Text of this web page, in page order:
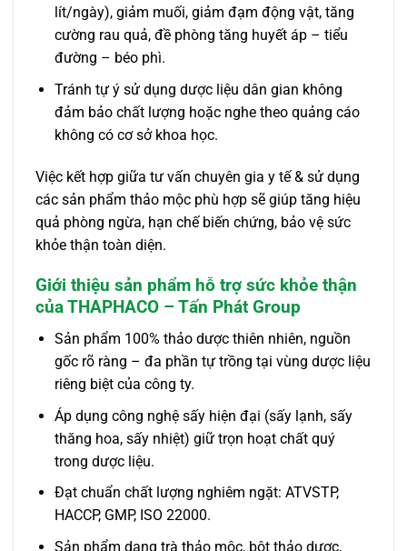
lít/ngày), giảm muối, giảm đạm động vật, tăng
cường rau quả, đề phòng tăng huyết áp – tiểu
đường – béo phì.
Tránh tự ý sử dụng dược liệu dân gian không
đảm bảo chất lượng hoặc nghe theo quảng cáo
không có cơ sở khoa học.
Việc kết hợp giữa tư vấn chuyên gia y tế & sử dụng
các sản phẩm thảo mộc phù hợp sẽ giúp tăng hiệu
quả phòng ngừa, hạn chế biến chứng, bảo vệ sức
khỏe thận toàn diện.
Giới thiệu sản phẩm hỗ trợ sức khỏe thận
của THAPHACO – Tấn Phát Group
Sản phẩm 100% thảo dược thiên nhiên, nguồn
gốc rõ ràng – đa phần tự trồng tại vùng dược liệu
riêng biệt của công ty.
Áp dụng công nghệ sấy hiện đại (sấy lạnh, sấy
thăng hoa, sấy nhiệt) giữ trọn hoạt chất quý
trong dược liệu.
Đạt chuẩn chất lượng nghiêm ngặt: ATVSTP,
HACCP, GMP, ISO 22000.
Sản phẩm dạng trà thảo mộc, bột thảo dược,